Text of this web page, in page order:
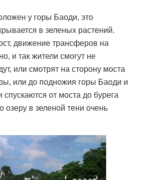
у горы Баоди, это
в зеленых растений.
движение трансферов на
и так жители смогут не
или смотрят на сторону моста
или до подножия горы Баоди и
от моста до бурега
озеру в зеленой тени очень